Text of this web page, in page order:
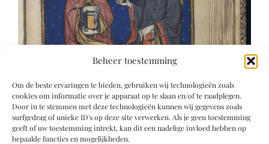
Beheer toestemming
Om de beste ervaringen te bieden, gebruiken wij technologieën zoals
cookies om informatie over je apparaat op te slaan en/of te raadplegen.
Door in te stemmen met deze technologieën kunnen wij gegevens zoals
surfgedrag of unieke ID's op deze site verwerken. Als je geen toestemming
geeft of uw toestemming intrekt, kan dit een nadelige invloed hebben op
bepaalde functies en mogelijkheden.